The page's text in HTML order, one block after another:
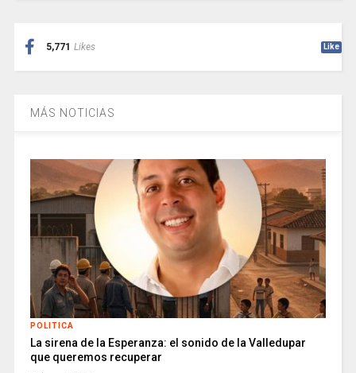
5,771 Likes Like
MÁS NOTICIAS
POLITICA
La sirena de la Esperanza: el sonido de la Valledupar
que queremos recuperar